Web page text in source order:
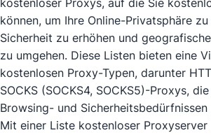
kostenloser Proxys, auf die Sie
können, um Ihre Online-Privatsphäre
Sicherheit zu erhöhen und
zu umgehen. Diese Listen bieten eine
kostenlosen Proxy-Typen, darunter
SOCKS (SOCKS4, SOCKS5)-Proxys,
Browsing- und
Mit einer Liste kostenloser Proxyserver